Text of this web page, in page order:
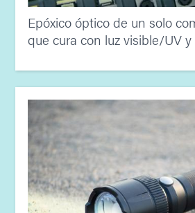
Epóxico óptico de un solo
que cura con luz visible/UV y